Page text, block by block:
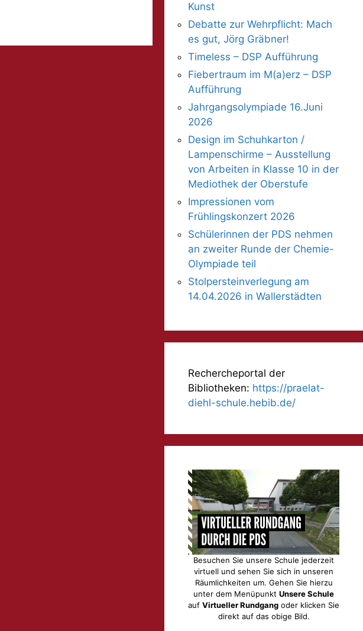
Kunst
Debatte zur Wehrpflicht: Mach
es gut, Jörg Gräbner!
Timeless – DSP Aufführung
Fiebertraum im M(a)erz – DSP
Aufführung
Jahrgangsolympiade 16.Juni
2026
Design im Schuhkarton /
Lampenschirme – Ausstellung
von Arbeiten in Klasse 10 in der
Mediothek der Oberstufe
Impressionen vom
Frühlingskonzert 2026
Schülerinnen der PDS nehmen
an zweiter Runde der Chemie-
Olympiade teil
Stolpersteinverlegung am
14.04.2026 in Wallerstädten
Rechercheportal der
Bibliotheken: https://praelat-
diehl-schule.hebib.de/
Besuchen Sie unsere Schule jederzeit
virtuell und sehen Sie sich in unseren
Räumlichkeiten um. Gehen Sie hierzu
unter dem Menüpunkt Unsere Schule
auf Virtueller Rundgang oder klicken Sie
direkt auf das obige Bild.